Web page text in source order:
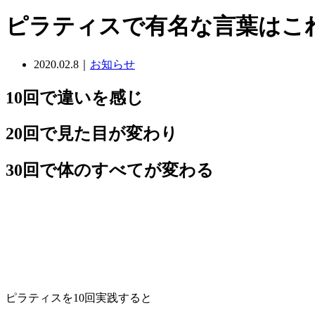
ピラティスで有名な言葉はこ
2020.02.8｜ お知らせ
10回で違いを感じ
20回で見た目が変わり
30回で体のすべてが変わる
ピラティスを10回実践すると